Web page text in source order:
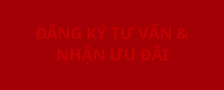
ĐĂNG KÝ TƯ VẤN &
NHẬN ƯU ĐÃI